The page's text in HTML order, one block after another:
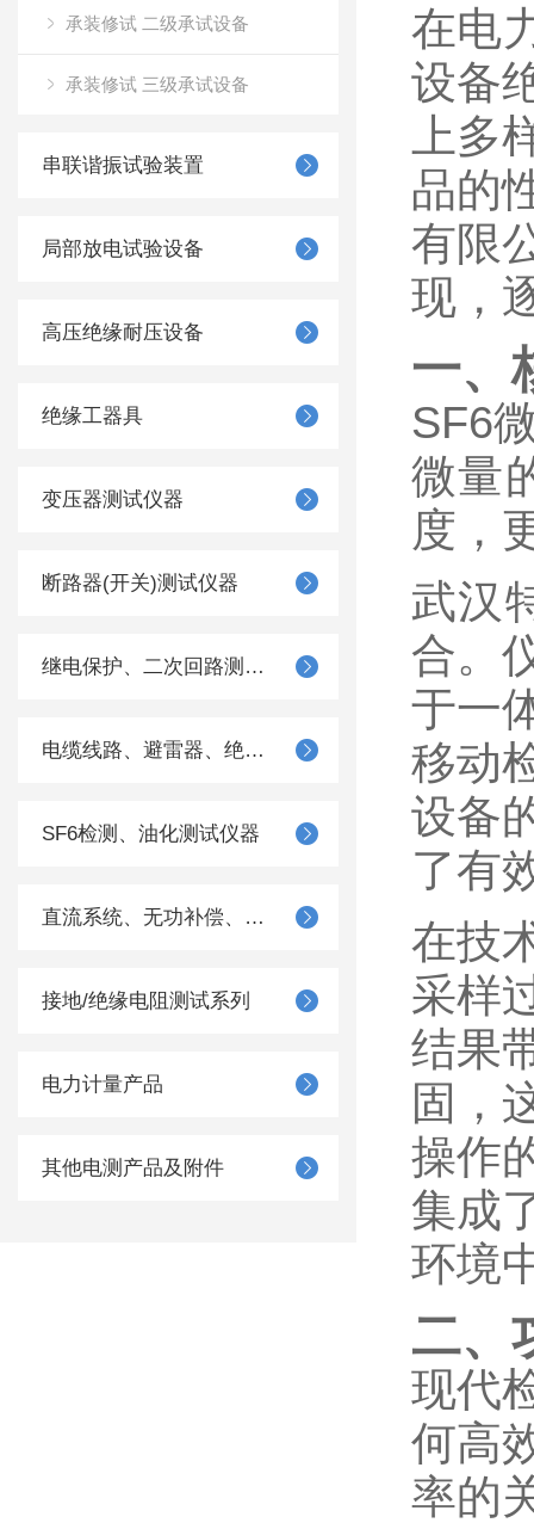
承装修试 二级承试设备
承装修试 三级承试设备
串联谐振试验装置
局部放电试验设备
高压绝缘耐压设备
绝缘工器具
变压器测试仪器
断路器(开关)测试仪器
继电保护、二次回路测试仪器
电缆线路、避雷器、绝缘子测试仪器
SF6检测、油化测试仪器
直流系统、无功补偿、电池电机检测仪器
接地/绝缘电阻测试系列
电力计量产品
其他电测产品及附件
在电
设备
上
品的
有限
现，
一、
SF6
微量
度，
武汉
合。
于一
移动
设备
了有
在技
采样
结果
固，
操作
集成
环境
二、
现代
何高
率的